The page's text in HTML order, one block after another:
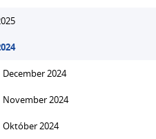
December 2024
November 2024
Október 2024